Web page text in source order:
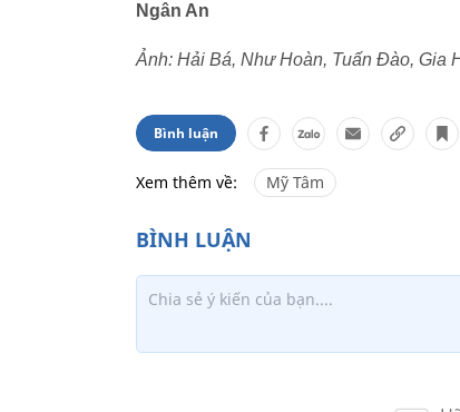
Ngân An
Ảnh: Hải Bá, Như Hoàn, Tuấn Đào, Gia
Bình luận
Xem thêm về: Mỹ Tâm